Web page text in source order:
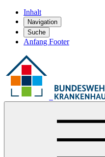
Inhalt
Navigation
Suche
Anfang Footer